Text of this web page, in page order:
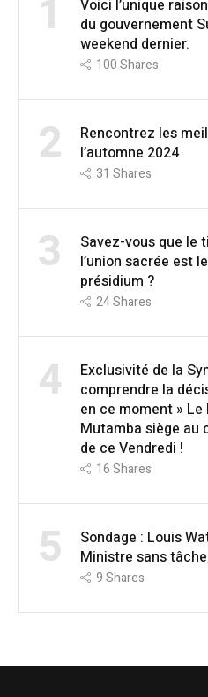
1
Voici l’unique
du gouvernement
weekend dernier.
100Shares
2
Rencontrez les
l’automne 2024
31 Shares
3
Savez-vous que le
l’union sacrée est
présidium ?
24Shares
4
Exclusivité de la
comprendre la
en ce moment »
Mutamba siège au
de ce Vendredi !
16Shares
5
Sondage : Louis
Ministre sans
9Shares